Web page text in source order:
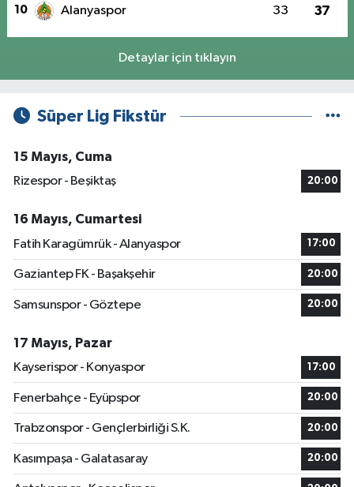
10 Alanyaspor 33 37
Detaylar için tıklayın
Süper Lig Fikstür
15 Mayıs, Cuma
Rizespor - Beşiktaş
20:00
16 Mayıs, Cumartesi
Fatih Karagümrük - Alanyaspor
17:00
Gaziantep FK - Başakşehir 20:00
Samsunspor - Göztepe 20:00
17 Mayıs, Pazar
Kayserispor - Konyaspor
17:00
Fenerbahçe - Eyüpspor 20:00
Trabzonspor - Gençlerbirliği S.K. 20:00
Kasımpaşa - Galatasaray 20:00